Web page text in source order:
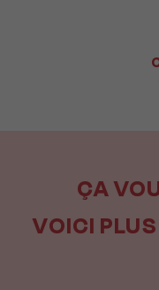
ÇA
VOICI